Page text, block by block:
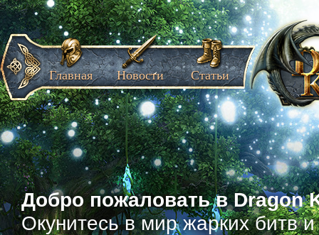
Добро пожаловать в Dragon
Окунитесь в мир жарких битв
Главная Новости Статьи